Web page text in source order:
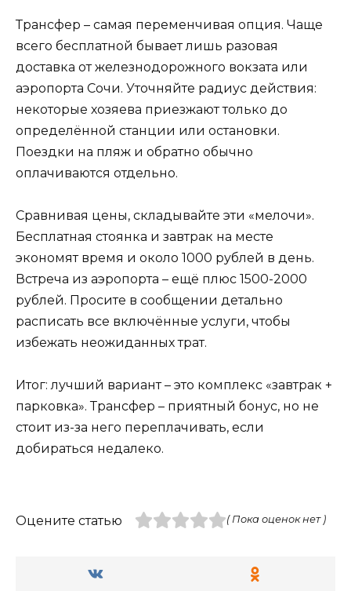
Трансфер – самая переменчивая опция. Чаще
всего бесплатной бывает лишь разовая
доставка от железнодорожного вокзата или
аэропорта Сочи. Уточняйте радиус действия:
некоторые хозяева приезжают только до
определённой станции или остановки.
Поездки на пляж и обратно обычно
оплачиваются отдельно.
Сравнивая цены, складывайте эти «мелочи».
Бесплатная стоянка и завтрак на месте
экономят время и около 1000 рублей в день.
Встреча из аэропорта – ещё плюс 1500-2000
рублей. Просите в сообщении детально
расписать все включённые услуги, чтобы
избежать неожиданных трат.
Итог: лучший вариант – это комплекс «завтрак +
парковка». Трансфер – приятный бонус, но не
стоит из-за него переплачивать, если
добираться недалеко.
Оцените статью ( Пока оценок нет )